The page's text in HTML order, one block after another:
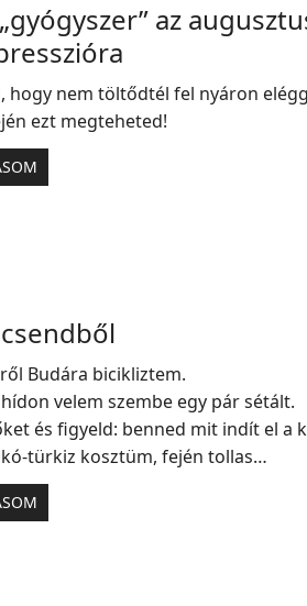
az
hogy nem töltődtél fel nyáron
ezt megteheted!
Budára bicikliztem.
velem szembe egy pár sétált.
és figyeld: benned mit indít el a
türkiz kosztüm, fején tollas…